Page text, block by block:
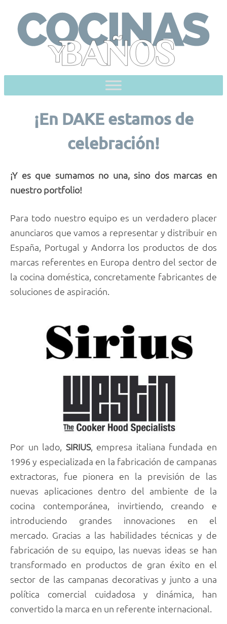
content
¡En DAKE estamos de
celebración!
¡Y es que sumamos no una, sino dos marcas en
nuestro portfolio!
Para todo nuestro equipo es un verdadero placer
anunciaros que vamos a representar y distribuir en
España, Portugal y Andorra los productos de dos
marcas referentes en Europa dentro del sector de
la cocina doméstica, concretamente fabricantes de
soluciones de aspiración.
Por un lado, SIRIUS, empresa italiana fundada en
1996 y especializada en la fabricación de campanas
extractoras, fue pionera en la previsión de las
nuevas aplicaciones dentro del ambiente de la
cocina contemporánea, invirtiendo, creando e
introduciendo grandes innovaciones en el
mercado. Gracias a las habilidades técnicas y de
fabricación de su equipo, las nuevas ideas se han
transformado en productos de gran éxito en el
sector de las campanas decorativas y junto a una
política comercial cuidadosa y dinámica, han
convertido la marca en un referente internacional.